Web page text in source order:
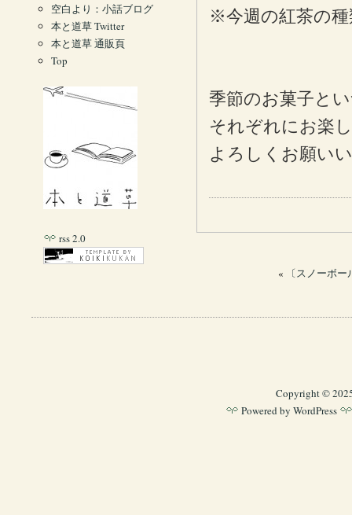
※今週の紅茶の
季節のお菓子と
それぞれにお楽
よろしくお願い
« 〔スノーボ
空白より：小話ブログ
本と道草 Twitter
本と道草 通販頁
Top
rss 2.0
Copyright ©
Powered by WordPress